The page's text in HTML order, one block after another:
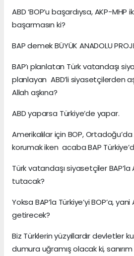
ABD ‘BOP’u başardıysa, AKP-MHP
başarmasın ki?
BAP demek BÜYÜK ANADOLU
BAP’ı planlatan Türk vatandaşı
planlayan ABD’li siyasetçilerden
Allah aşkına?
ABD yaparsa Türkiye’de yapar.
Amerikalılar için BOP, Ortadoğu’da
korumak iken acaba BAP
Türk vatandaşı siyasetçiler BAP’la
tutacak?
Yoksa BAP’la Türkiye’yi BOP’a,
getirecek?
Biz Türklerin yüzyıllardır devletler
dumura uğramış olacak ki,